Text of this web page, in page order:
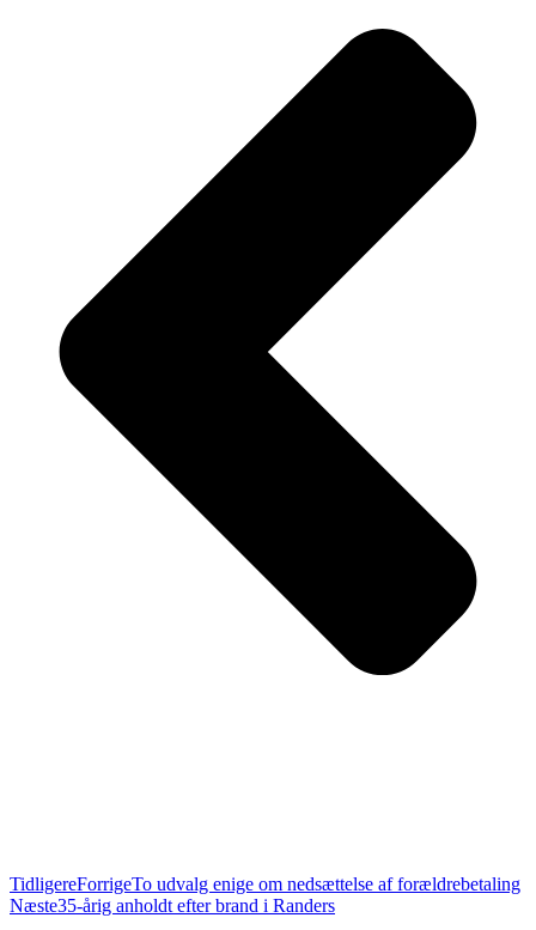
TidligereForrigeTo udvalg enige om nedsættelse af forældrebetaling
Næste35-årig anholdt efter brand i Randers